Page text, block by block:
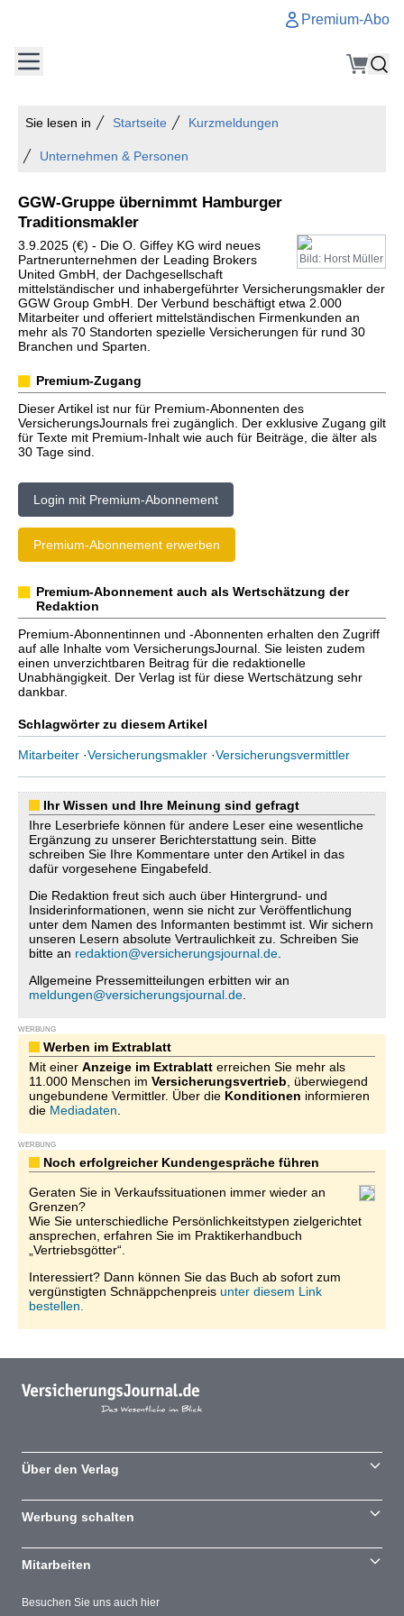
Premium-Abo
Sie lesen in Startseite Kurzmeldungen
Unternehmen & Personen
GGW-Gruppe übernimmt Hamburger
Traditionsmakler
Bild: Horst Müller
3.9.2025 (€) - Die O. Giffey KG wird neues
Partnerunternehmen der Leading Brokers
United GmbH, der Dachgesellschaft
mittelständischer und inhabergeführter Versicherungsmakler der
GGW Group GmbH. Der Verbund beschäftigt etwa 2.000
Mitarbeiter und offeriert mittelständischen Firmenkunden an
mehr als 70 Standorten spezielle Versicherungen für rund 30
Branchen und Sparten.
Premium-Zugang
Dieser Artikel ist nur für Premium-Abonnenten des
VersicherungsJournals frei zugänglich. Der exklusive Zugang gilt
für Texte mit Premium-Inhalt wie auch für Beiträge, die älter als
30 Tage sind.
Login mit Premium-Abonnement
Premium-Abonnement erwerben
Premium-Abonnement auch als Wertschätzung der
Redaktion
Premium-Abonnentinnen und -Abonnenten erhalten den Zugriff
auf alle Inhalte vom VersicherungsJournal. Sie leisten zudem
einen unverzichtbaren Beitrag für die redaktionelle
Unabhängigkeit. Der Verlag ist für diese Wertschätzung sehr
dankbar.
Schlagwörter zu diesem Artikel
Mitarbeiter ·Versicherungsmakler ·Versicherungsvermittler
Ihr Wissen und Ihre Meinung sind gefragt
Ihre Leserbriefe können für andere Leser eine wesentliche
Ergänzung zu unserer Berichterstattung sein. Bitte
schreiben Sie Ihre Kommentare unter den Artikel in das
dafür vorgesehene Eingabefeld.
Die Redaktion freut sich auch über Hintergrund- und
Insiderinformationen, wenn sie nicht zur Veröffentlichung
unter dem Namen des Informanten bestimmt ist. Wir sichern
unseren Lesern absolute Vertraulichkeit zu. Schreiben Sie
bitte an redaktion@versicherungsjournal.de
Allgemeine Pressemitteilungen erbitten wir an
meldungen@versicherungsjournal.de
WERBUNG
Werben im Extrablatt
Mit einer Anzeige im Extrablatt erreichen Sie mehr als
11.000 Menschen im Versicherungsvertrieb , überwiegend
ungebundene Vermittler. Über die Konditionen informieren
die Mediadaten
WERBUNG
Noch erfolgreicher Kundengespräche führen
Geraten Sie in Verkaufssituationen immer wieder an
Grenzen?
Wie Sie unterschiedliche Persönlichkeitstypen zielgerichtet
ansprechen, erfahren Sie im Praktikerhandbuch
„Vertriebsgötter“.
Interessiert? Dann können Sie das Buch ab sofort zum
vergünstigten Schnäppchenpreis unter diesem Link
bestellen.
Besuchen Sie uns auch hier
Über den Verlag
Werbung schalten
Mitarbeiten